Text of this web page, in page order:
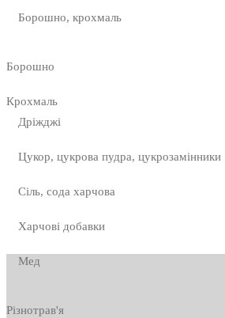
Борошно, крохмаль
Борошно
Крохмаль
Дріжджі
Цукор, цукрова пудра, цукрозамінники
Сіль, сода харчова
Харчові добавки
Мед
Різнотрав'я